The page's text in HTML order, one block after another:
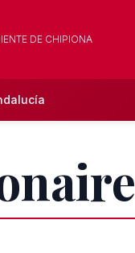
DE CHIPIONA